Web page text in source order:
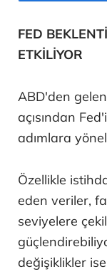
FED
ETKİLİYOR
ABD'den
açısından
adımlara
Özellikle
eden veriler,
seviyelere
değişiklikler